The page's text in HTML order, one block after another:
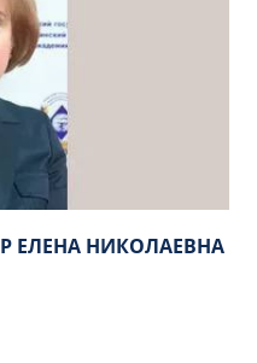
ЕЛЕНА НИКОЛАЕВНА